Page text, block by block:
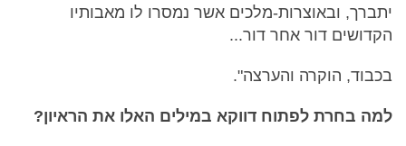
יתברך, ובאוצרות-מלכים אשר נמסרו לו מאבותיו
הקדושים דור אחר דור...
בכבוד, הוקרה והערצה".
למה בחרת לפתוח דווקא במילים האלו את הראיון?